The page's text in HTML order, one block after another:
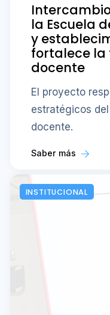
la Escuela
y
fortalece la
docente
El proyecto
estratégicos
docente.
Saber más
INSTITUCIONAL